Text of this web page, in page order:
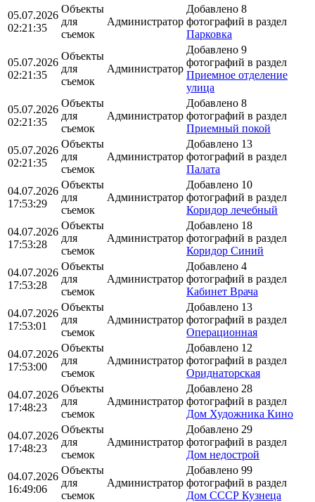
05.07.2026
02:21:35
Объекты
для
съемок
Администратор
Добавлено 8
фотографий в раздел
Парковка
05.07.2026
02:21:35
Объекты
для
съемок
Администратор
Добавлено 9
фотографий в раздел
Приемное отделение
улица
05.07.2026
02:21:35
Объекты
для
съемок
Администратор
Добавлено 8
фотографий в раздел
Приемный покой
05.07.2026
02:21:35
Объекты
для
съемок
Администратор
Добавлено 13
фотографий в раздел
Палата
04.07.2026
17:53:29
Объекты
для
съемок
Администратор
Добавлено 10
фотографий в раздел
Коридор лечебный
04.07.2026
17:53:28
Объекты
для
съемок
Администратор
Добавлено 18
фотографий в раздел
Коридор Синий
04.07.2026
17:53:28
Объекты
для
съемок
Администратор
Добавлено 4
фотографий в раздел
Кабинет Врача
04.07.2026
17:53:01
Объекты
для
съемок
Администратор
Добавлено 13
фотографий в раздел
Операционная
04.07.2026
17:53:00
Объекты
для
съемок
Администратор
Добавлено 12
фотографий в раздел
Ориднаторская
04.07.2026
17:48:23
Объекты
для
съемок
Администратор
Добавлено 28
фотографий в раздел
Дом Художника Кино
04.07.2026
17:48:23
Объекты
для
съемок
Администратор
Добавлено 29
фотографий в раздел
Дом недострой
04.07.2026
16:49:06
Объекты
для
съемок
Администратор
Добавлено 99
фотографий в раздел
Дом СССР Кузнеца